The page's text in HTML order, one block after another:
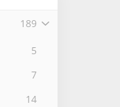
189
5
7
14